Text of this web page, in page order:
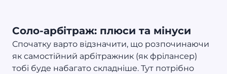
Соло-арбітраж: плюси та мінуси
Спочатку варто відзначити, що розпочинаючи
як самостійний арбітражник (як фрілансер)
тобі буде набагато складніше. Тут потрібно